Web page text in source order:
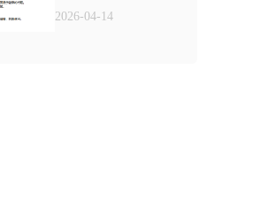
线
2026-04-14